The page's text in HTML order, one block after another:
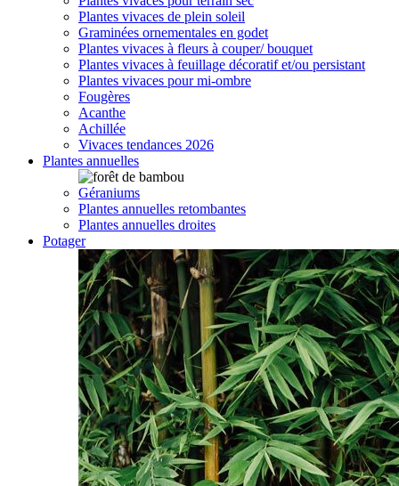
Plantes vivaces de plein soleil
Graminées ornementales en godet
Plantes vivaces à fleurs à couper/ bouquet
Plantes vivaces à feuillage décoratif et/ou persistant
Plantes vivaces pour mi-ombre
Fougères
Acanthe
Achillée
Vivaces tendances 2026
Plantes annuelles
Géraniums
Plantes annuelles retombantes
Plantes annuelles droites
Potager